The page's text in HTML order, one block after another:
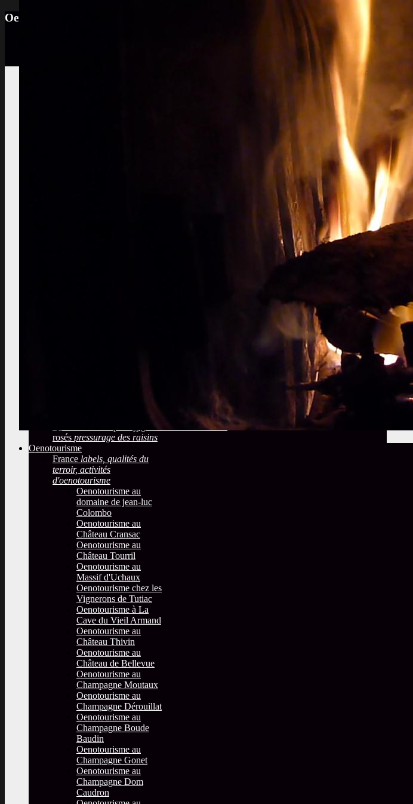
Oenotourisme: Observer le vignoble et la cave pour ACHETER LES BONS VINS
réception du raisin dans une cave coopérative
Les vins blancs et les
rosés pressurage des raisins
Oenotourisme
France labels, qualités du
terroir, activités
d'oenotourisme
Oenotourisme au
domaine de jean-luc
Colombo
Oenotourisme au
Château Cransac
Oenotourisme au
Château Tourril
Oenotourisme au
Massif d'Uchaux
Oenotourisme chez les
Vignerons de Tutiac
Oenotourisme à La
Cave du Vieil Armand
Oenotourisme au
Château Thivin
Oenotourisme au
Château de Bellevue
Oenotourisme au
Champagne Moutaux
Oenotourisme au
Champagne Dérouillat
Oenotourisme au
Champagne Boude
Baudin
Oenotourisme au
Champagne Gonet
Oenotourisme au
Champagne Dom
Caudron